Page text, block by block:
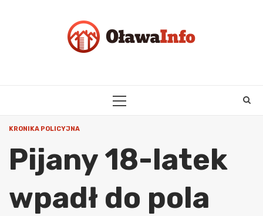
PRIMARY
KRONIKA POLICYJNA
Pijany 18-latek
wpadł do pola